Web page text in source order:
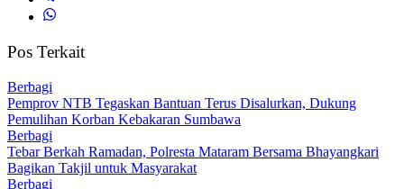
Pos Terkait
Berbagi
Pemprov NTB Tegaskan Bantuan Terus Disalurkan, Dukung
Pemulihan Korban Kebakaran Sumbawa
Berbagi
Tebar Berkah Ramadan, Polresta Mataram Bersama Bhayangkari
Bagikan Takjil untuk Masyarakat
Berbagi